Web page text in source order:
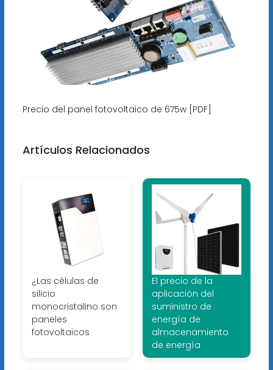
Precio del panel fotovoltaico de 675w [PDF]
Artículos Relacionados
¿Las células de
silicio
monocristalino son
paneles
fotovoltaicos
El precio de la
aplicación del
suministro de
energía de
almacenamiento
de energía